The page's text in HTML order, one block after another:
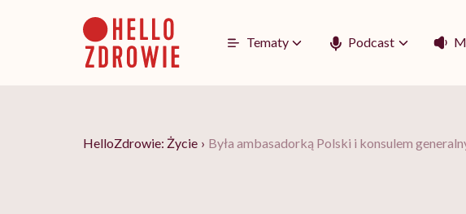
Tematy Podcast
HelloZdrowie: Życie › Była ambasadorką Polski i konsulem